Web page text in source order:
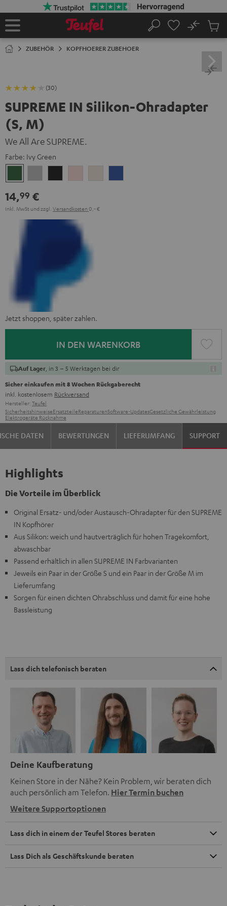
Startseite
Suche
No
ZUBEHÖR KOPFHOERER ZUBEHOER
(30)
SUPREME IN Silikon-Ohradapter
(S, M)
We All Are SUPREME.
Farbe: Ivy Green
Green
Gray
White
14,99 €
Inkl. MwSt und zzgl. Versandkosten 0,‐ €
Jetzt shoppen, später zahlen.
IN DEN WARENKORB
Auf Lager , in 3 – 5 Werktagen bei dir
Sicher einkaufen mit 8 Wochen Rückgaberecht
inkl. kostenlosem Rückversand
Hersteller: Teufel
SicherheitshinweiseErsatzteileReparaturenSoftware-UpdatesGesetzliche Gewährleistung
Elektrogeräte Rücknahme
DATEN BEWERTUNGEN LIEFERUMFANG SUPPORT
Highlights
Die Vorteile im Überblick
Original Ersatz- und/oder Austausch-Ohradapter für den SUPREME
IN Kopfhörer
Aus Silikon: weich und hautverträglich für hohen Tragekomfort,
abwaschbar
Passend erhältlich in allen SUPREME IN Farbvarianten
Jeweils ein Paar in der Größe S und ein Paar in der Größe M im
Lieferumfang
Sorgen für einen dichten Ohrabschluss und damit für eine hohe
Bassleistung
Lass dich telefonisch beraten
Deine Kaufberatung
Keinen Store in der Nähe? Kein Problem, wir beraten dich
auch persönlich am Telefon. Hier Termin buchen
Weitere Supportoptionen
Lass dich in einem der Teufel Stores beraten
Lass Dich als Geschäftskunde beraten